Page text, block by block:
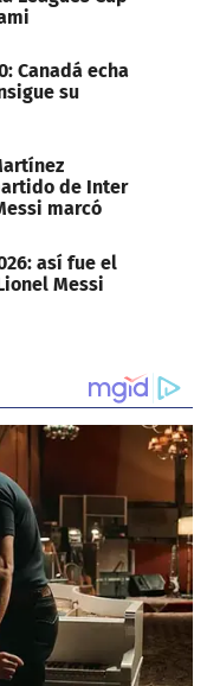
Canadá echa
su
de Inter
marcó
así fue el
Messi